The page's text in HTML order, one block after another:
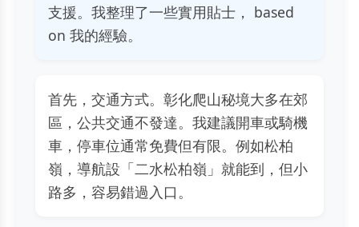
支援。我整理了一些實用貼士， based
on 我的經驗。
首先，交通方式。彰化爬山秘境大多在郊
區，公共交通不發達。我建議開車或騎機
車，停車位通常免費但有限。例如松柏
嶺，導航設「二水松柏嶺」就能到，但小
路多，容易錯過入口。